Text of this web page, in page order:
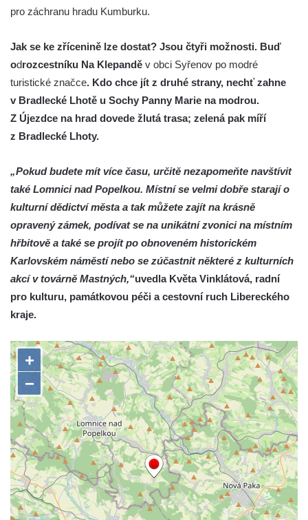
pro záchranu hradu Kumburku.
Jak se ke zřícenině lze dostat? Jsou čtyři možnosti. Buď
odrozcestníku Na Klepandě v obci Syřenov po modré
turistické značce. Kdo chce jít z druhé strany, nechť zahne
v Bradlecké Lhotě u Sochy Panny Marie na modrou.
Z Újezdce na hrad dovede žlutá trasa; zelená pak míří
z Bradlecké Lhoty.
„Pokud budete mít více času, určitě nezapomeňte navštívit
také Lomnici nad Popelkou. Místní se velmi dobře starají o
kulturní dědictví města a tak můžete zajít na krásně
opravený zámek, podívat se na unikátní zvonici na místním
hřbitově a také se projít po obnoveném historickém
Karlovském náměstí nebo se zúčastnit některé z kulturních
akcí v továrně Mastných,“uvedla Květa Vinklátová, radní
pro kulturu, památkovou péči a cestovní ruch Libereckého
kraje.